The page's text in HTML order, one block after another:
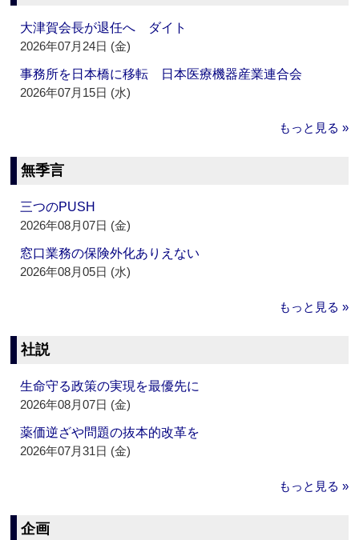
大津賀会長が退任へ ダイト
2026年07月24日 (金)
事務所を日本橋に移転 日本医療機器産業連合会
2026年07月15日 (水)
もっと見る »
無季言
三つのPUSH
2026年08月07日 (金)
窓口業務の保険外化ありえない
2026年08月05日 (水)
もっと見る »
社説
生命守る政策の実現を最優先に
2026年08月07日 (金)
薬価逆ざや問題の抜本的改革を
2026年07月31日 (金)
もっと見る »
企画